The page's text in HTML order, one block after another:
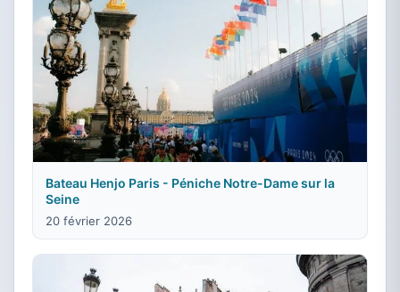
Bateau Henjo Paris - Péniche Notre-Dame sur la
Seine
20 février 2026